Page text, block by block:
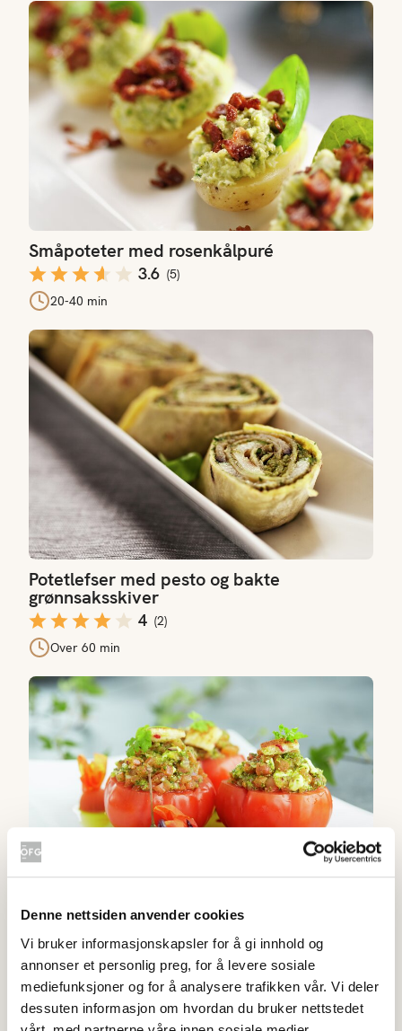
Denne nettsiden anvender cookies
Vi bruker informasjonskapsler for å gi innhold og
annonser et personlig preg, for å levere sosiale
mediefunksjoner og for å analysere trafikken vår. Vi deler
dessuten informasjon om hvordan du bruker nettstedet
Småpoteter med rosenkålpuré
3.6 (5)
20-40 min
Småpoteter med rosenkålpuré
Potetlefser med pesto og bakte
grønnsaksskiver
4 (2)
Over 60 min
Potetlefser med pesto og bakte grønnsaksskiver
Ratatouillefylte tomater
5 (4)
20-40 min
Ratatouillefylte tomater
Ovnsbakt tortilla med oliven og grønnsaker